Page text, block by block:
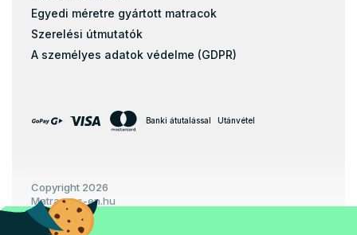
Egyedi méretre gyártott matracok
Szerelési útmutatók
A személyes adatok védelme (GDPR)
Banki átutalással Utánvétel
Copyright 2026
Matrac-es-en.hu
. Minden jog fenntartva.
Süti beállítások szerkesztése